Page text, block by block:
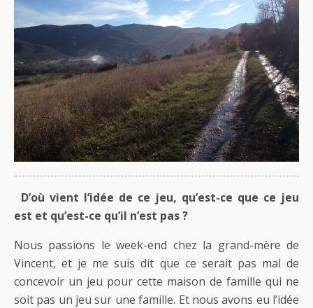
D’où vient l’idée de ce jeu, qu’est-ce que ce jeu
est et qu’est-ce qu’il n’est pas ?
Nous passions le week-end chez la grand-mère de
Vincent, et je me suis dit que ce serait pas mal de
concevoir un jeu pour cette maison de famille qui ne
soit pas un jeu sur une famille. Et nous avons eu l’idée